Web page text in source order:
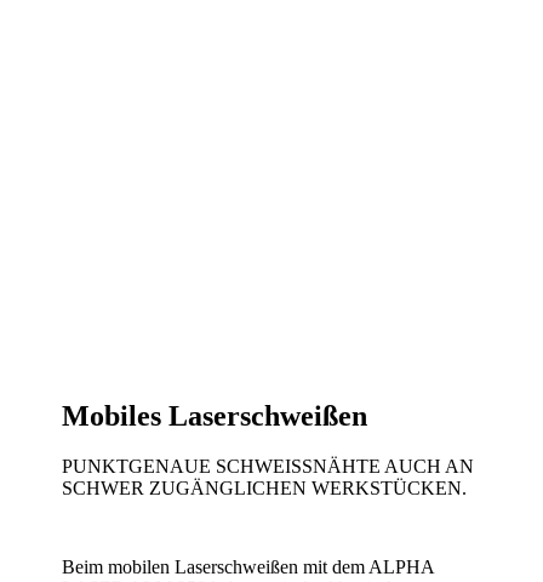
Mobiles Laserschweißen
PUNKTGENAUE SCHWEISSNÄHTE AUCH AN S
CHWER ZUGÄNGLICHEN WERKSTÜCKEN.
Beim mobilen Laserschweißen mit dem ALPHA